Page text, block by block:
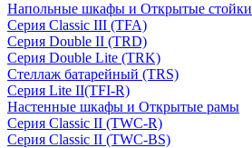
Напольные шкафы и Открытые стойки
Серия Classic III (TFA)
Серия Double II (TRD)
Серия Double Lite (TRK)
Стеллаж батарейный (TRS)
Серия Lite II(TFI-R)
Настенные шкафы и Открытые рамы
Серия Classic II (TWC-R)
Серия Classic II (TWC-BS)